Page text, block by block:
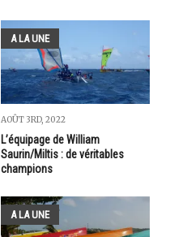
A LA UNE
AOÛT 3RD, 2022
L’équipage de William
Saurin/Miltis : de véritables
champions
A LA UNE